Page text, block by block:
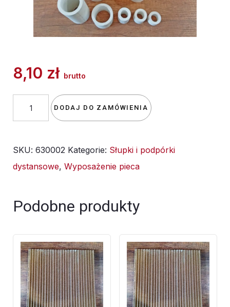
8,10 zł brutto
słupki
MINI
30
DODAJ DO ZAMÓWIENIA
SKU: 630002 Kategorie: Słupki i podpórki
dystansowe, Wyposażenie pieca
Podobne produkty